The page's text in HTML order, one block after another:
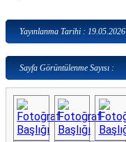
Yayınlanma Tarihi : 19.05.2026
Sayfa Görüntülenme Sayısı :